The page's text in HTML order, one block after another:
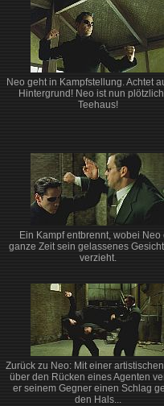
Neo geht in Kampfstellung. Achtet
Hintergrund! Neo ist nun
Teehaus!
Ein Kampf entbrennt, wobei Neo
ganze Zeit sein gelassenes
verzieht.
Zurück zu Neo: Mit einer
über den Rücken eines Agenten
er seinem Gegner einen Schlag
den Hals...